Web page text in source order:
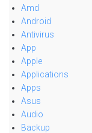
Amd
Android
Antivirus
App
Apple
Applications
Apps
Asus
Audio
Backup